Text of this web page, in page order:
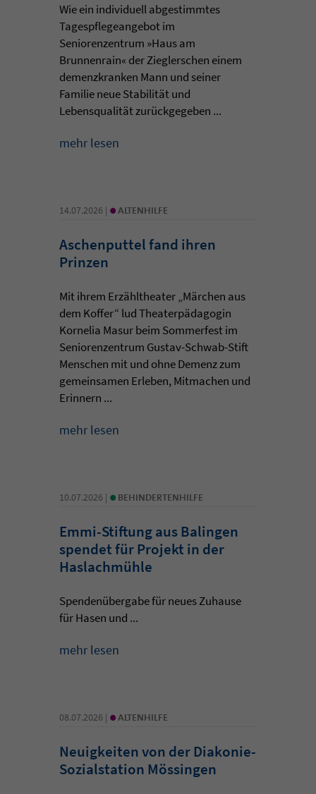
Wie ein individuell abgestimmtes
Tagespflegeangebot im
Seniorenzentrum »Haus am
Brunnenrain« der Zieglerschen einem
demenzkranken Mann und seiner
Familie neue Stabilität und
Lebensqualität zurückgegeben ...
mehr lesen
14.07.2026 | • ALTENHILFE
Aschenputtel fand ihren
Prinzen
Mit ihrem Erzähltheater „Märchen aus
dem Koffer“ lud Theaterpädagogin
Kornelia Masur beim Sommerfest im
Seniorenzentrum Gustav-Schwab-Stift
Menschen mit und ohne Demenz zum
gemeinsamen Erleben, Mitmachen und
Erinnern ...
mehr lesen
10.07.2026 | • BEHINDERTENHILFE
Emmi-Stiftung aus Balingen
spendet für Projekt in der
Haslachmühle
Spendenübergabe für neues Zuhause
für Hasen und ...
mehr lesen
08.07.2026 | • ALTENHILFE
Neuigkeiten von der Diakonie-
Sozialstation Mössingen